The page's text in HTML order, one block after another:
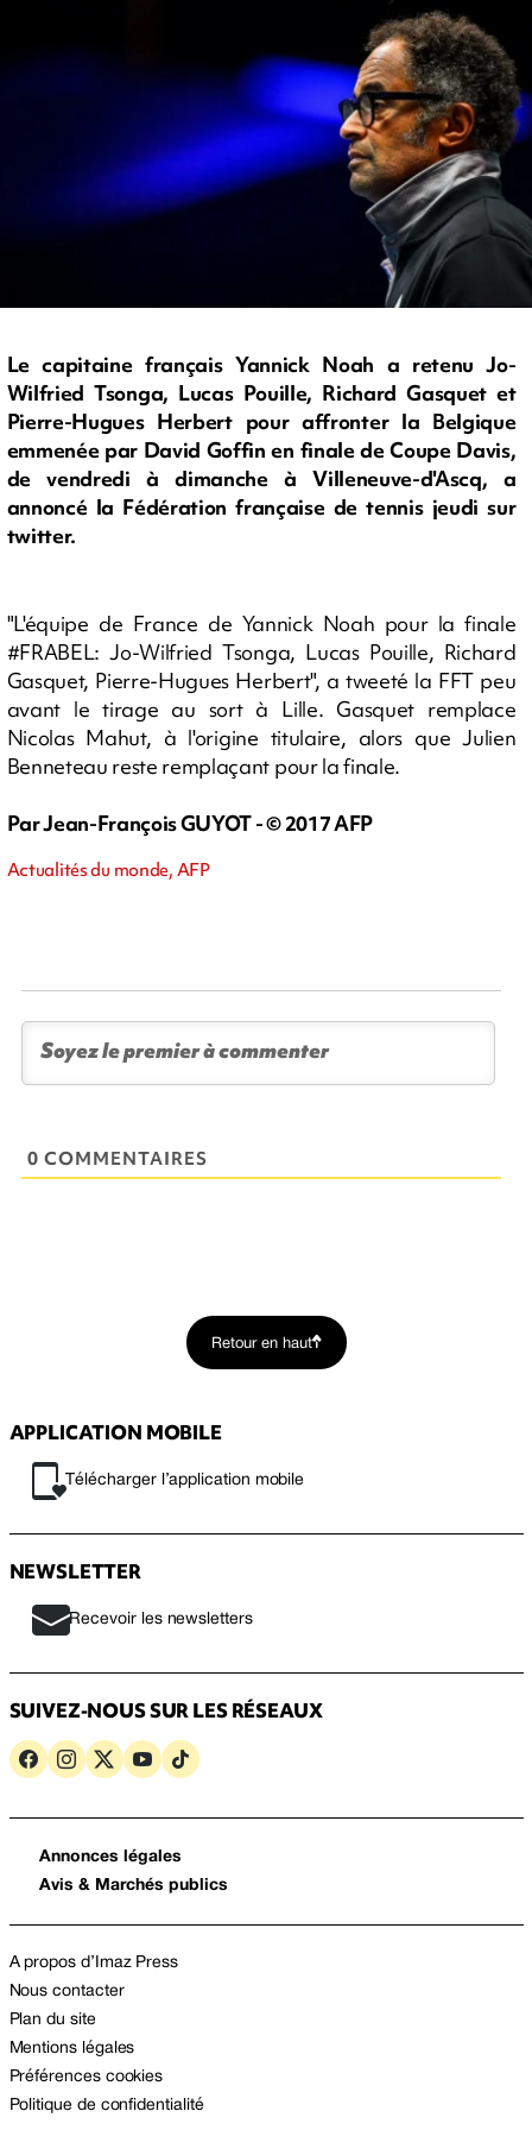
Le capitaine français Yannick Noah a retenu Jo-
Wilfried Tsonga, Lucas Pouille, Richard Gasquet et
Pierre-Hugues Herbert pour affronter la Belgique
emmenée par David Goffin en finale de Coupe Davis,
de vendredi à dimanche à Villeneuve-d'Ascq, a
annoncé la Fédération française de tennis jeudi sur
twitter.
"L'équipe de France de Yannick Noah pour la finale
#FRABEL: Jo-Wilfried Tsonga, Lucas Pouille, Richard
Gasquet, Pierre-Hugues Herbert", a tweeté la FFT peu
avant le tirage au sort à Lille. Gasquet remplace
Nicolas Mahut, à l'origine titulaire, alors que Julien
Benneteau reste remplaçant pour la finale.
Par Jean-François GUYOT - © 2017 AFP
Actualités du monde, AFP
0 COMMENTAIRES
Retour en haut
APPLICATION MOBILE
Télécharger l’application mobile
NEWSLETTER
Recevoir les newsletters
SUIVEZ-NOUS SUR LES RÉSEAUX
Annonces légales
Avis & Marchés publics
A propos d’Imaz Press
Nous contacter
Plan du site
Mentions légales
Préférences cookies
Politique de confidentialité